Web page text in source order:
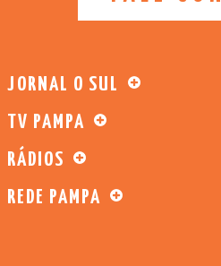
JORNAL O SUL
TV PAMPA
RÁDIOS
REDE PAMPA